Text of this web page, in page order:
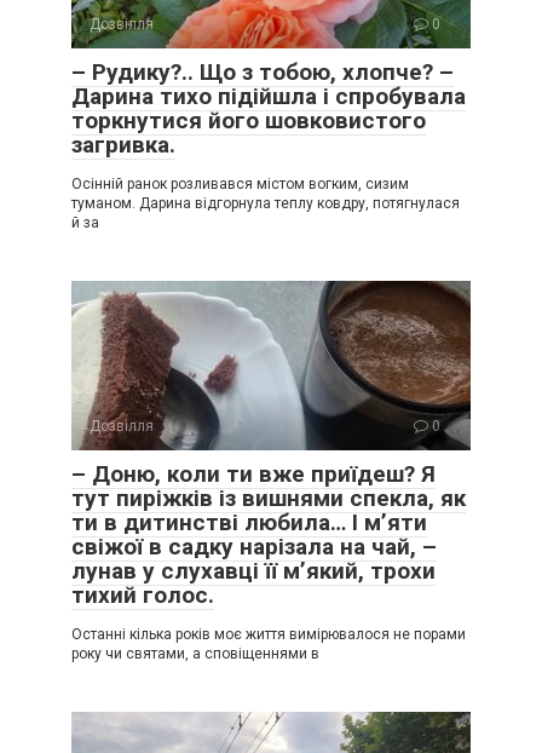
Дозвілля 0
– Рудику?.. Що з тобою, хлопче? –
Дарина тихо підійшла і спробувала
торкнутися його шовковистого
загривка.
Осінній ранок розливався містом вогким, сизим
туманом. Дарина відгорнула теплу ковдру, потягнулася
й за
Дозвілля 0
– Доню, коли ти вже приїдеш? Я
тут пиріжків із вишнями спекла, як
ти в дитинстві любила… І м’яти
свіжої в садку нарізала на чай, –
лунав у слухавці її м’який, трохи
тихий голос.
Останні кілька років моє життя вимірювалося не порами
року чи святами, а сповіщеннями в